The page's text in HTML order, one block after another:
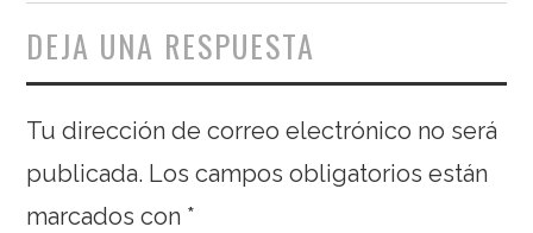
DEJA UNA RESPUESTA
Tu dirección de correo electrónico no será
publicada. Los campos obligatorios están
marcados con *